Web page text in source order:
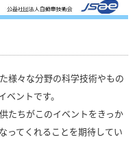
様々な分野の科学技術やもの
ントです。
たちがこのイベントをきっか
ってくれることを期待してい